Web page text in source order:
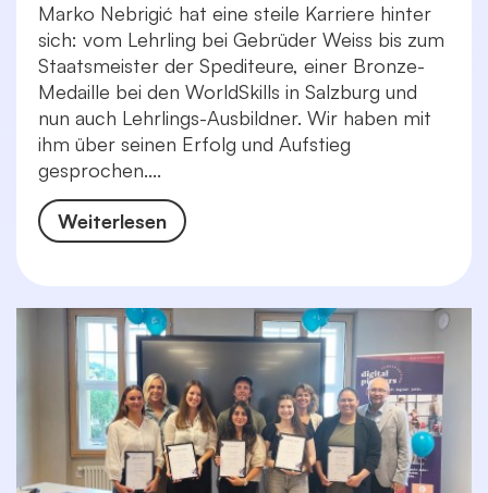
Marko Nebrigić hat eine steile Karriere hinter
sich: vom Lehrling bei Gebrüder Weiss bis zum
Staatsmeister der Spediteure, einer Bronze-
Medaille bei den WorldSkills in Salzburg und
nun auch Lehrlings-Ausbildner. Wir haben mit
ihm über seinen Erfolg und Aufstieg
gesprochen....
Weiterlesen